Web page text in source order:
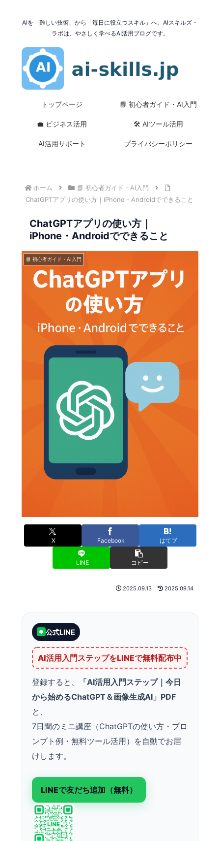
AIを「難しい技術」から「毎日に役立つスキル」へ。AIスキルズ・
ラボは、やさしく学べるAI活用ブログです。
トップページ 📘 初心者ガイド・AI入門
💼 ビジネス活用 🛠 AIツール活用
AI活用サポート プライバシーポリシー
ホーム
📘 初心者ガイド・AI入門
ChatGPTアプリの使い方｜iPhone・Androidでできること
ChatGPTアプリの使い方｜
iPhone・Androidでできること
📘 初心者ガイド・AI入門
X Facebook はてブ
LINE コピー
2025.09.13 2025.09.14
公式LINE
AI活用入門ステップをLINEで無料配布中
登録すると、
「AI活用入門ステップ｜今日
から始めるChatGPT＆画像生成AI」PDF
と、
7日間のミニ講座（ChatGPTの使い方・プロ
ンプト例・無料ツール活用）を自動でお届
けします。
LINEで友だち追加（無料）